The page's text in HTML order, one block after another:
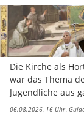
Die Kirche als
war das Thema
Jugendliche aus
06.08.2026, 16 Uhr